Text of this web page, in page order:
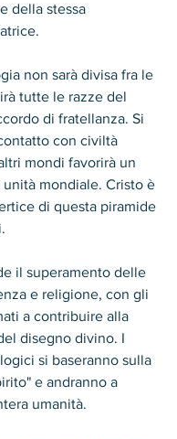
della stessa
non sarà divisa fra le
tutte le razze del
di fratellanza. Si
con civiltà
mondi favorirà un
mondiale. Cristo è
di questa piramide
il superamento delle
e religione, con gli
a contribuire alla
disegno divino. I
si baseranno sulla
e andranno a
umanità.